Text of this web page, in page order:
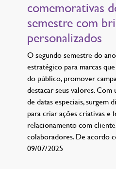
comemorativas
semestre com
personalizados
O segundo semestre do
estratégico para marcas
do público, promover
destacar seus valores.
de datas especiais, surgem
para criar ações criativas e
relacionamento com
colaboradores. De acordo
09/07/2025